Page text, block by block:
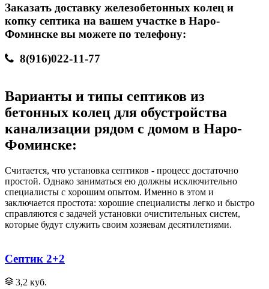
Заказать доставку железобетонных колец и
копку септика на вашем участке в Наро-
Фоминске вы можете по телефону:
8(916)022-11-77
Варианты и типы септиков из
бетонных колец для обустройства
канализации рядом с домом в Наро-
Фоминске:
Считается, что установка септиков - процесс достаточно
простой. Однако заниматься ею должны исключительно
специалисты с хорошим опытом. Именно в этом и
заключается простота: хорошие специалисты легко и быстро
справляются с задачей установки очистительных систем,
которые будут служить своим хозяевам десятилетиями.
Септик 2+2
3,2 куб.